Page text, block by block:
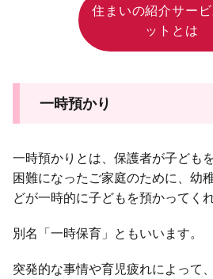
住まいの紹介サービ
ットとは
一時預かり
一時預かりとは、保護者が子ども
困難になったご家庭のために、幼
どが一時的に子どもを預かってく
別名「一時保育」ともいいます。
突発的な事情や育児疲れによって